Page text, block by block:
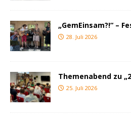
„GemEinsam?!“ –
28. Juli 2026
Themenabend zu
25. Juli 2026